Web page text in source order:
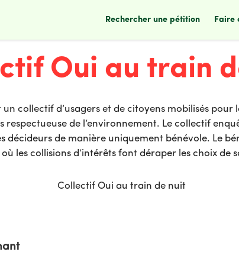
rechercher une pétition faire
Oui au train
un collectif d’usagers et de citoyens mobilisés
de l’environnement. Le collectif
décideurs de manière uniquement bénévole. Le
les collisions d’intérêts font déraper les choix de
Collectif Oui au train de nuit